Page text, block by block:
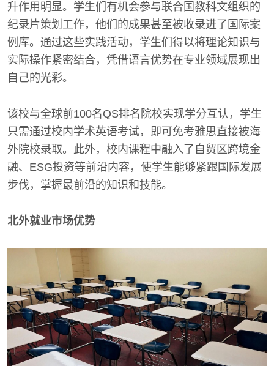
升作用明显。学生们有机会参与联合国教科文组织的
纪录片策划工作，他们的成果甚至被收录进了国际案
例库。通过这些实践活动，学生们得以将理论知识与
实际操作紧密结合，凭借语言优势在专业领域展现出
自己的光彩。
该校与全球前100名QS排名院校实现学分互认，学生
只需通过校内学术英语考试，即可免考雅思直接被海
外院校录取。此外，校内课程中融入了自贸区跨境金
融、ESG投资等前沿内容，使学生能够紧跟国际发展
步伐，掌握最前沿的知识和技能。
北外就业市场优势